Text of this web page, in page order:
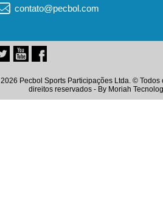
contato@pecbol.com
2026 Pecbol Sports Participações Ltda. © Todos
direitos reservados - By Moriah